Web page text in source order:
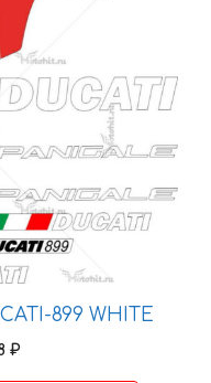
899 WHITE
₽Диапазон